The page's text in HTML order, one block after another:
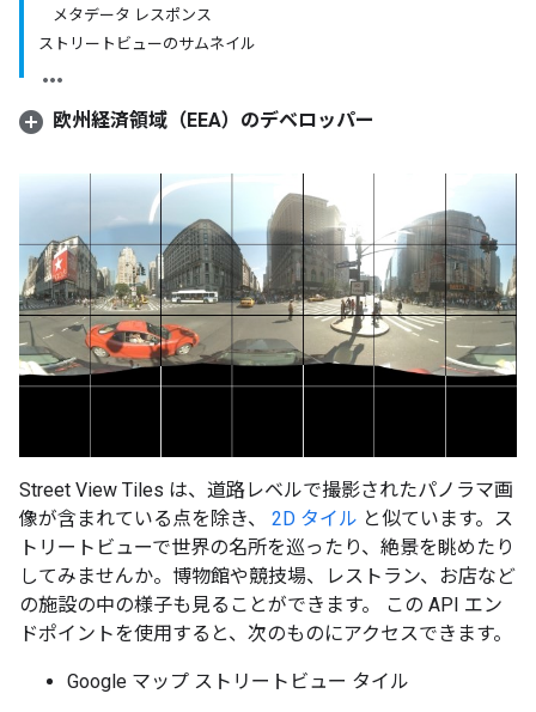
メタデータ レスポンス
ストリートビューのサムネイル
欧州経済領域（EEA）のデベロッパー
Street View Tiles は、道路レベルで撮影されたパノラマ画
像が含まれている点を除き、 2D タイル と似ています。ス
トリートビューで世界の名所を巡ったり、絶景を眺めたり
してみませんか。博物館や競技場、レストラン、お店など
の施設の中の様子も見ることができます。 この API エン
ドポイントを使用すると、次のものにアクセスできます。
Google マップ ストリートビュー タイル